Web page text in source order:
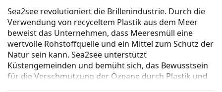
Sea2see revolutioniert die Brillenindustrie. Durch die
Verwendung von recyceltem Plastik aus dem Meer
beweist das Unternehmen, dass Meeresmüll eine
wertvolle Rohstoffquelle und ein Mittel zum Schutz der
Natur sein kann. Sea2see unterstützt
Küstengemeinden und bemüht sich, das Bewusstsein
für die Verschmutzung der Ozeane durch Plastik und